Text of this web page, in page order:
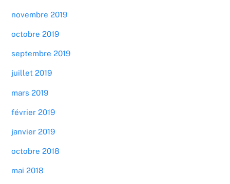
novembre 2019
octobre 2019
septembre 2019
juillet 2019
mars 2019
février 2019
janvier 2019
octobre 2018
mai 2018